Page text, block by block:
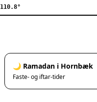
Rødovre
Valby
Vanløse
Værløse
Ølstykke
110.8°
🌙 Ramadan i Hornbæk
Faste- og iftar-tider